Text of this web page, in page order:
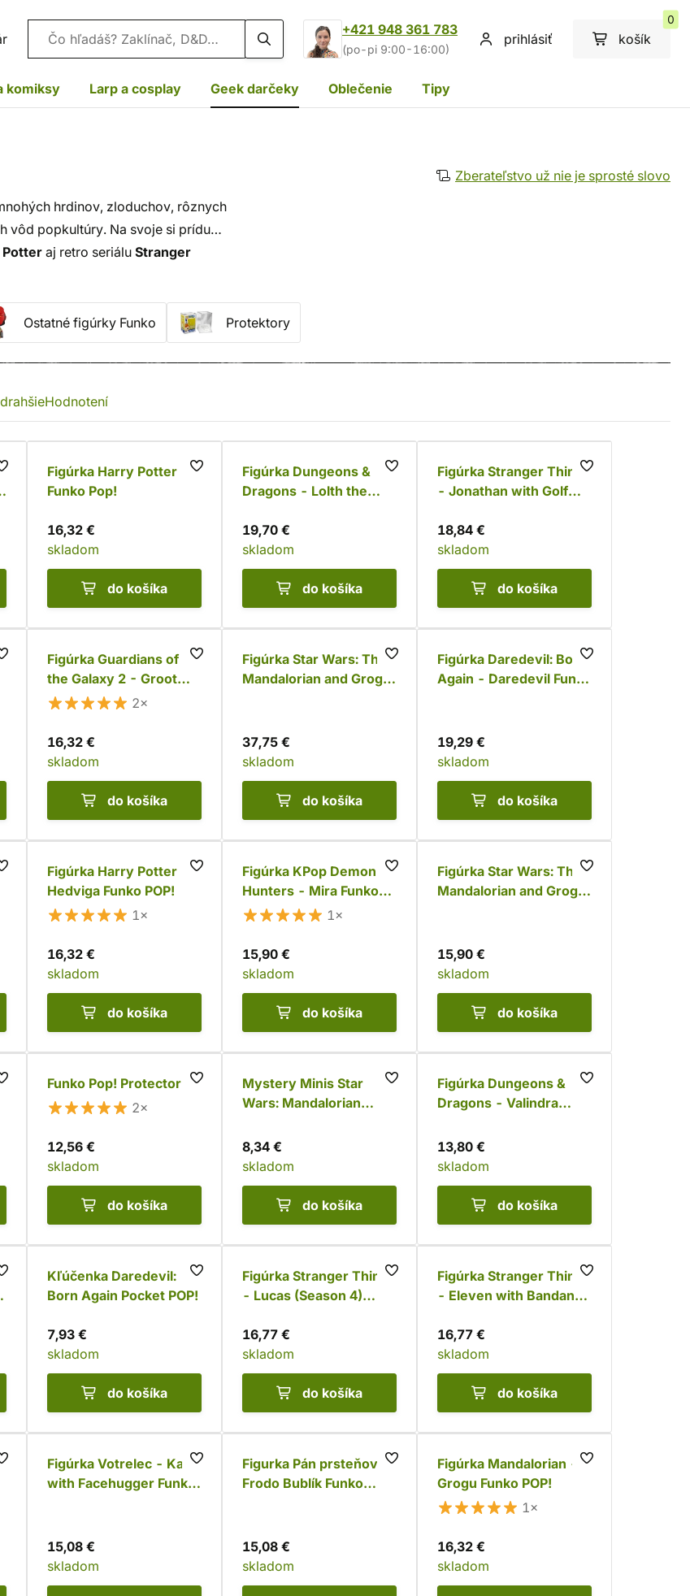
Vyhľadávanie
+421 948 361 783
(po-pi 9:00-16:00)
prihlásiť košík
0
komiksy Larp a cosplay Geek darčeky Oblečenie Tipy
hrdinov, zloduchov, rôznych
vôd popkultúry. Na svoje si prídu
aj retro seriálu Stranger
začali asi najobľúbenejšie
Zberateľstvo už nie je sprosté slovo
Ostatné figúrky Funko Protektory
Hodnotení
Figúrka Harry Potter
Funko Pop!
16,32 €
skladom
do košíka
Figúrka Dungeons &
Dragons - Lolth the
POP!
19,70 €
skladom
do košíka
Figúrka Stranger Things
- Jonathan with Golf
18,84 €
skladom
do košíka
Figúrka Guardians of
the Galaxy 2 - Groot
Bobble Funko Pop!
2×
16,32 €
skladom
do košíka
Figúrka Star Wars: The
Mandalorian and Grogu
37,75 €
skladom
do košíka
Figúrka Daredevil: Born
Again - Daredevil Funko
19,29 €
skladom
do košíka
Figúrka Harry Potter -
Hedviga Funko POP!
1×
16,32 €
skladom
do košíka
Figúrka KPop Demon
Hunters - Mira Funko
POP!
1×
15,90 €
skladom
do košíka
Figúrka Star Wars: The
Mandalorian and Grogu
15,90 €
skladom
do košíka
Funko Pop! Protector
2×
12,56 €
skladom
do košíka
Mystery Minis Star
Wars: Mandalorian
8,34 €
skladom
do košíka
Figúrka Dungeons &
Dragons - Valindra
POP!
13,80 €
skladom
do košíka
Kľúčenka Daredevil:
Born Again Pocket POP!
7,93 €
skladom
do košíka
Figúrka Stranger Things
- Lucas (Season 4)
16,77 €
skladom
do košíka
Figúrka Stranger Things
- Eleven with Bandana
16,77 €
skladom
do košíka
Figúrka Votrelec - Kane
with Facehugger Funko
15,08 €
skladom
Figurka Pán prsteňov -
Frodo Bublík Funko
15,08 €
skladom
Figúrka Mandalorian -
Grogu Funko POP!
1×
16,32 €
skladom